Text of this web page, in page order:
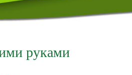
руками